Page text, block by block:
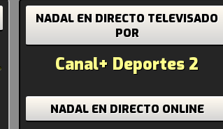
NADAL EN DIRECTO TELEVISADO
POR
Canal+ Deportes 2
NADAL EN DIRECTO ONLINE